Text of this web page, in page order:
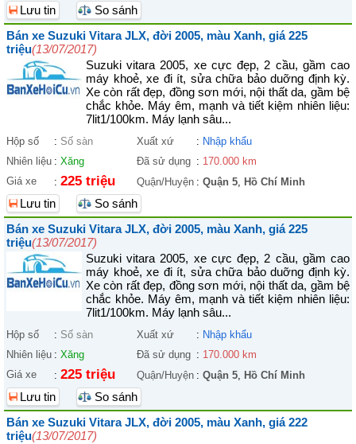
Lưu tin
So sánh
Bán xe Suzuki Vitara JLX, đời 2005, màu Xanh, giá 225
triệu(13/07/2017)
Suzuki vitara 2005, xe cực đẹp, 2 cầu, gầm cao
máy khoẻ, xe đi ít, sửa chữa bảo duỡng định kỳ.
Xe còn rất đẹp, đồng sơn mới, nội thất da, gầm bệ
chắc khỏe. Máy êm, mạnh và tiết kiệm nhiên liệu:
7lit1/100km. Máy lạnh sâu...
Hộp số : Số sàn Xuất xứ : Nhập khẩu
Nhiên liệu : Xăng Đã sử dụng : 170.000 km
Giá xe
: 225 triệu Quận/Huyện : Quận 5, Hồ Chí Minh
Lưu tin
So sánh
Bán xe Suzuki Vitara JLX, đời 2005, màu Xanh, giá 225
triệu(13/07/2017)
Suzuki vitara 2005, xe cực đẹp, 2 cầu, gầm cao
máy khoẻ, xe đi ít, sửa chữa bảo duỡng định kỳ.
Xe còn rất đẹp, đồng sơn mới, nội thất da, gầm bệ
chắc khỏe. Máy êm, mạnh và tiết kiệm nhiên liệu:
7lit1/100km. Máy lạnh sâu...
Hộp số : Số sàn Xuất xứ : Nhập khẩu
Nhiên liệu : Xăng Đã sử dụng : 170.000 km
Giá xe
: 225 triệu Quận/Huyện : Quận 5, Hồ Chí Minh
Lưu tin
So sánh
Bán xe Suzuki Vitara JLX, đời 2005, màu Xanh, giá 222
triệu(13/07/2017)